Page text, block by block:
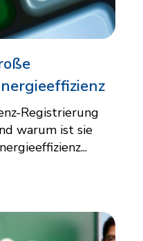
Registrierung
warum ist sie